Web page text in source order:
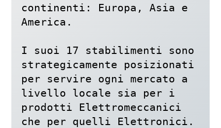
continenti: Europa, Asia e
America.
I suoi 17 stabilimenti sono
strategicamente posizionati
per servire ogni mercato a
livello locale sia per i
prodotti Elettromeccanici
che per quelli Elettronici.